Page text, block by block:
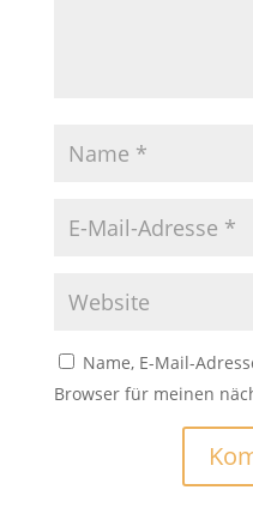
Name, E-Mail-
Browser für meinen